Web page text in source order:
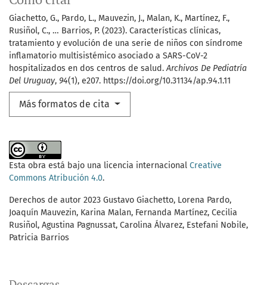
Giachetto, G., Pardo, L., Mauvezin, J., Malan, K., Martínez, F.,
Rusiñol, C., … Barrios, P. (2023). Características clínicas,
tratamiento y evolución de una serie de niños con síndrome
inflamatorio multisistémico asociado a SARS-CoV-2
hospitalizados en dos centros de salud.Archivos De Pediatría
Del Uruguay, 94(1), e207. https://doi.org/10.31134/ap.94.1.11
Más formatos de cita
Esta obra está bajo una licencia internacional Creative
Commons Atribución 4.0.
Derechos de autor 2023 Gustavo Giachetto, Lorena Pardo,
Joaquín Mauvezin, Karina Malan, Fernanda Martínez, Cecilia
Rusiñol, Agustina Pagnussat, Carolina Álvarez, Estefani Nobile,
Patricia Barrios